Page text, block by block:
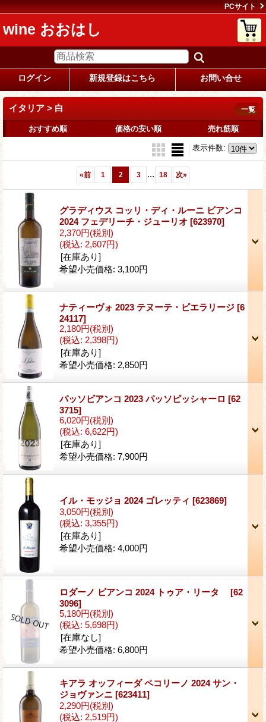
PCサイト
wine おおはし
ログイン 新規登録はこちら お問い合せ
イタリア > 白 一覧
おすすめ順 価格の安い順 売れ筋順
表示件数:
«前 1 2 3 ... 18 次»
グラディウス コッリ・ディ・ルーニ ビアンコ
2024 フェデリーチ・ジューリオ [623970]
2,370円(税別)
(税込: 2,607円)
[在庫あり]
希望小売価格: 3,100円
ナティーヴォ 2023 テヌーテ・ピエラリージ [6
24117]
2,180円(税別)
(税込: 2,398円)
[在庫あり]
希望小売価格: 2,850円
パッソビアンコ 2023 パッソピッシャーロ [62
3715]
6,020円(税別)
(税込: 6,622円)
[在庫あり]
希望小売価格: 7,900円
イル・モッジョ 2024 ゴレッティ [623869]
3,050円(税別)
(税込: 3,355円)
[在庫あり]
希望小売価格: 4,000円
ロダーノ ビアンコ 2024 トゥア・リータ [62
3096]
5,180円(税別)
(税込: 5,698円)
[在庫なし]
希望小売価格: 6,800円
キアラ オッフィーダ ペコリーノ 2024 サン・
ジョヴァンニ [623411]
2,290円(税別)
(税込: 2,519円)